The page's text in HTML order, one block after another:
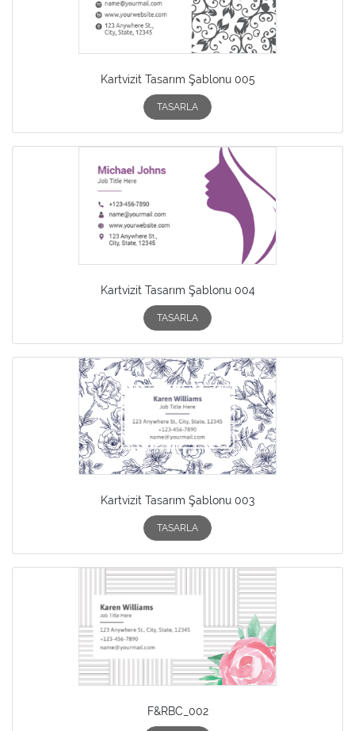
Kartvizit Tasarım Şablonu 005
TASARLA
Kartvizit Tasarım Şablonu 004
TASARLA
Kartvizit Tasarım Şablonu 003
TASARLA
F&RBC_002